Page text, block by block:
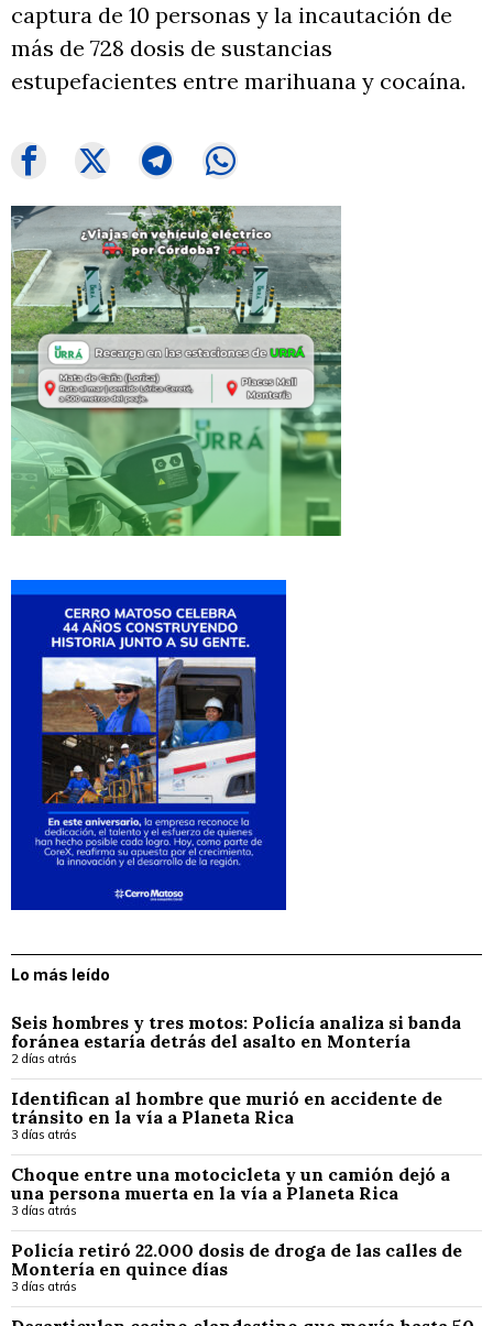
captura de 10 personas y la incautación de
más de 728 dosis de sustancias
estupefacientes entre marihuana y cocaína.
Lo más leído
Seis hombres y tres motos: Policía analiza si banda
foránea estaría detrás del asalto en Montería
2 días atrás
Identifican al hombre que murió en accidente de
tránsito en la vía a Planeta Rica
3 días atrás
Choque entre una motocicleta y un camión dejó a
una persona muerta en la vía a Planeta Rica
3 días atrás
Policía retiró 22.000 dosis de droga de las calles de
Montería en quince días
3 días atrás